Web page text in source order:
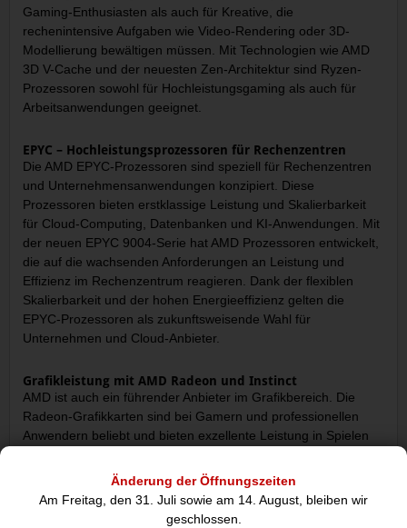
Änderung der Öffnungszeiten
Am Freitag, den 31. Juli sowie am 14. August, bleiben wir
geschlossen.
Gaming-Enthusiasten als auch für Kreative, die
rechenintensive Aufgaben wie Video-Rendering oder 3D-
Modellierung bewältigen müssen. Mit Technologien wie AMD
3D V-Cache und der neuesten Zen-Architektur sind Ryzen-
Prozessoren sowohl für Hochleistungsgaming als auch für
Arbeitsanwendungen geeignet.
EPYC – Hochleistungsprozessoren für Rechenzentren
Die AMD EPYC-Prozessoren sind speziell für Rechenzentren
und Unternehmensanwendungen konzipiert. Diese
Prozessoren bieten erstklassige Leistung und Skalierbarkeit
für Cloud-Computing, Datenbanken und KI-Anwendungen. Mit
der neuen EPYC 9004-Serie hat AMD Prozessoren entwickelt,
die auf die wachsenden Anforderungen an Leistung und
Effizienz im Rechenzentrum reagieren. Dank der flexiblen
Skalierbarkeit und der hohen Energieeffizienz gelten die
EPYC-Prozessoren als zukunftsweisende Wahl für
Unternehmen und Cloud-Anbieter.
Grafikleistung mit AMD Radeon und Instinct
AMD ist auch ein führender Anbieter im Grafikbereich. Die
Radeon-Grafikkarten sind bei Gamern und professionellen
Anwendern beliebt und bieten exzellente Leistung in Spielen
RDNA-Architektur eine verbesserte Energieeffizienz und
Leistung, was sie ideal für AAA-Gaming und grafisch
anspruchsvolle Anwendungen macht.